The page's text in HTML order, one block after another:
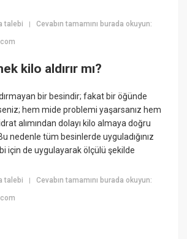
talebi |Cevabın tamamını burada okuyun:
kilo aldırır mı?
bir besindir; fakat bir öğünde
hem mide problemi yaşarsanız hem
alımından dolayı kilo almaya doğru
nedenle tüm besinlerde uyguladığınız
için de uygulayarak ölçülü şekilde
talebi |Cevabın tamamını burada okuyun: